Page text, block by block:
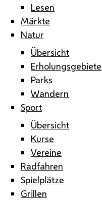
Lesen
Märkte
Natur
Übersicht
Erholungsgebiete
Parks
Wandern
Sport
Übersicht
Kurse
Vereine
Radfahren
Spielplätze
Grillen